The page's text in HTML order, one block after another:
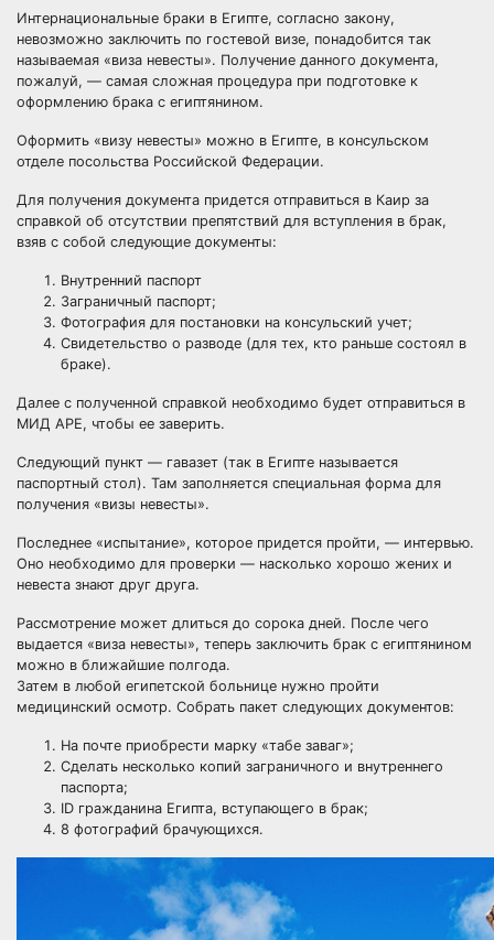
Интернациональные браки в Египте, согласно закону,
невозможно заключить по гостевой визе, понадобится так
называемая «виза невесты». Получение данного документа,
пожалуй, — самая сложная процедура при подготовке к
оформлению брака с египтянином.
Оформить «визу невесты» можно в Египте, в консульском
отделе посольства Российской Федерации.
Для получения документа придется отправиться в Каир за
справкой об отсутствии препятствий для вступления в брак,
взяв с собой следующие документы:
Внутренний паспорт
Заграничный паспорт;
Фотография для постановки на консульский учет;
Свидетельство о разводе (для тех, кто раньше состоял в
браке).
Далее с полученной справкой необходимо будет отправиться в
МИД АРЕ, чтобы ее заверить.
Следующий пункт — гавазет (так в Египте называется
паспортный стол). Там заполняется специальная форма для
получения «визы невесты».
Последнее «испытание», которое придется пройти, — интервью.
Оно необходимо для проверки — насколько хорошо жених и
невеста знают друг друга.
Рассмотрение может длиться до сорока дней. После чего
выдается «виза невесты», теперь заключить брак с египтянином
можно в ближайшие полгода.
Затем в любой египетской больнице нужно пройти
медицинский осмотр. Собрать пакет следующих документов:
На почте приобрести марку «табе заваг»;
Сделать несколько копий заграничного и внутреннего
паспорта;
ID гражданина Египта, вступающего в брак;
8 фотографий брачующихся.